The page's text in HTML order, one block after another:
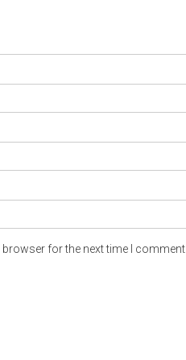
for the next time I comment.